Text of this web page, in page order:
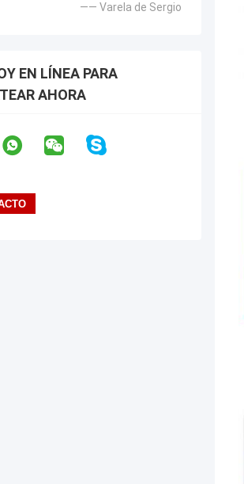
—— Varela de Sergio
EN LÍNEA PARA
AHORA